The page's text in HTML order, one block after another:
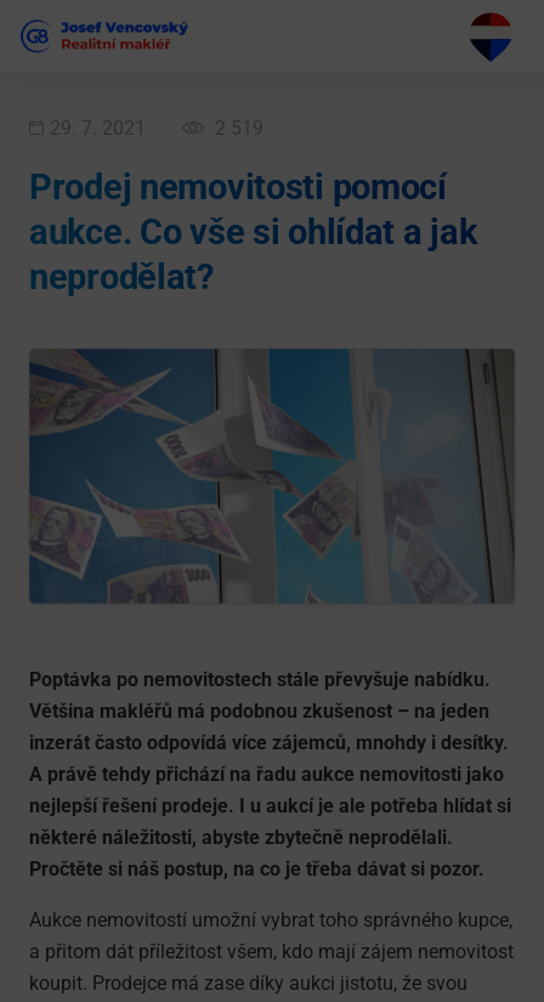
29. 7. 2021 2 519
Prodej nemovitosti pomocí
aukce. Co vše si ohlídat a jak
neprodělat?
Poptávka po nemovitostech stále převyšuje nabídku.
Většina makléřů má podobnou zkušenost – na jeden
inzerát často odpovídá více zájemců, mnohdy i desítky.
A právě tehdy přichází na řadu aukce nemovitosti jako
nejlepší řešení prodeje. I u aukcí je ale potřeba hlídat si
některé náležitosti, abyste zbytečně neprodělali.
Pročtěte si náš postup, na co je třeba dávat si pozor.
Aukce nemovitostí umožní vybrat toho správného kupce,
a přitom dát příležitost všem, kdo mají zájem nemovitost
koupit. Prodejce má zase díky aukci jistotu, že svou